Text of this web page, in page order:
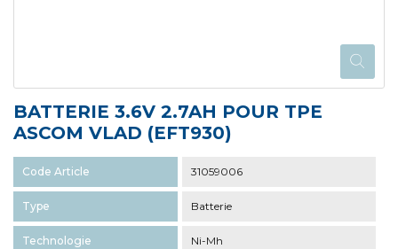
BATTERIE 3.6V 2.7AH POUR TPE
ASCOM VLAD (EFT930)
Code Article 31059006
Type Batterie
Technologie Ni-Mh